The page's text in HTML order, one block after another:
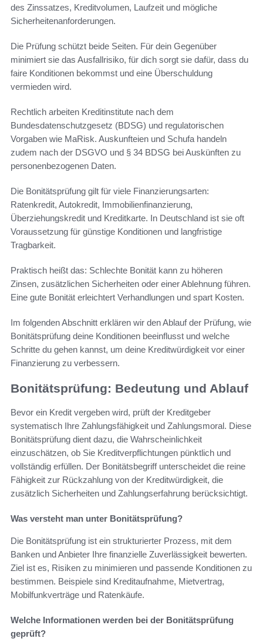
des Zinssatzes, Kreditvolumen, Laufzeit und mögliche
Sicherheitenanforderungen.
Die Prüfung schützt beide Seiten. Für dein Gegenüber
minimiert sie das Ausfallrisiko, für dich sorgt sie dafür, dass du
faire Konditionen bekommst und eine Überschuldung
vermieden wird.
Rechtlich arbeiten Kreditinstitute nach dem
Bundesdatenschutzgesetz (BDSG) und regulatorischen
Vorgaben wie MaRisk. Auskunfteien und Schufa handeln
zudem nach der DSGVO und § 34 BDSG bei Auskünften zu
personenbezogenen Daten.
Die Bonitätsprüfung gilt für viele Finanzierungsarten:
Ratenkredit, Autokredit, Immobilienfinanzierung,
Überziehungskredit und Kreditkarte. In Deutschland ist sie oft
Voraussetzung für günstige Konditionen und langfristige
Tragbarkeit.
Praktisch heißt das: Schlechte Bonität kann zu höheren
Zinsen, zusätzlichen Sicherheiten oder einer Ablehnung führen.
Eine gute Bonität erleichtert Verhandlungen und spart Kosten.
Im folgenden Abschnitt erklären wir den Ablauf der Prüfung, wie
Bonitätsprüfung deine Konditionen beeinflusst und welche
Schritte du gehen kannst, um deine Kreditwürdigkeit vor einer
Finanzierung zu verbessern.
Bonitätsprüfung: Bedeutung und Ablauf
Bevor ein Kredit vergeben wird, prüft der Kreditgeber
systematisch Ihre Zahlungsfähigkeit und Zahlungsmoral. Diese
Bonitätsprüfung dient dazu, die Wahrscheinlichkeit
einzuschätzen, ob Sie Kreditverpflichtungen pünktlich und
vollständig erfüllen. Der Bonitätsbegriff unterscheidet die reine
Fähigkeit zur Rückzahlung von der Kreditwürdigkeit, die
zusätzlich Sicherheiten und Zahlungserfahrung berücksichtigt.
Was versteht man unter Bonitätsprüfung?
Die Bonitätsprüfung ist ein strukturierter Prozess, mit dem
Banken und Anbieter Ihre finanzielle Zuverlässigkeit bewerten.
Ziel ist es, Risiken zu minimieren und passende Konditionen zu
bestimmen. Beispiele sind Kreditaufnahme, Mietvertrag,
Mobilfunkverträge und Ratenkäufe.
Welche Informationen werden bei der Bonitätsprüfung
geprüft?